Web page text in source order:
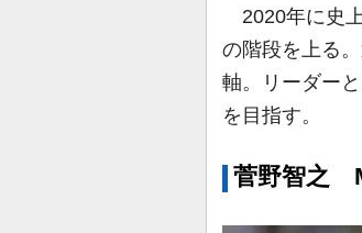
2020年に史
の階段を上る
軸。リーダー
を目指す。
菅野智之